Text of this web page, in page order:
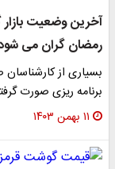
آخرین وضعیت
رمضان گران می
بسیاری از
برنامه ریزی صورت
۱۱ بهمن ۱۴۰۳